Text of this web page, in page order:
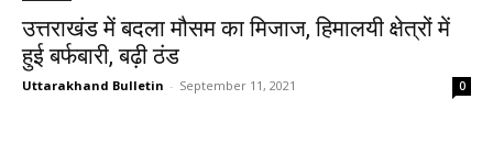
उत्तराखंड में बदला मौसम का मिजाज, हिमालयी क्षेत्रों में
हुई बर्फबारी, बढ़ी ठंड
Uttarakhand Bulletin - September 11, 2021 0